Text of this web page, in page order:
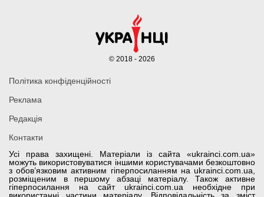
Усі права захищені. Матеріали із сайта «ukrainci.com.ua»
можуть використовуватися іншими користувачами безкоштовно
з обов’язковим активним гіперпосиланням на ukrainci.com.ua,
розміщеним в першому абзаці матеріалу. Також активне
гіперпосилання на сайт ukrainci.com.ua необхідне при
Політика конфіденційності
Реклама
Редакція
Контакти
© 2018 - 2026